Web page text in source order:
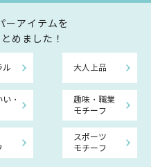
ーアイテムを
めました！
ル 大人上品
・
趣味・職業
モチーフ
スポーツ
モチーフ